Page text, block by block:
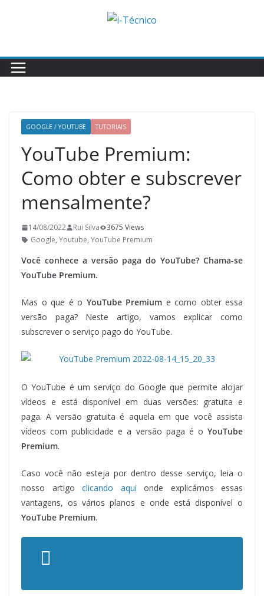
GOOGLE / YOUTUBE TUTORIAIS
YouTube Premium:
Como obter e subscrever
mensalmente?
14/08/2022 Rui Silva
3675 Views
Google, Youtube, YouTube Premium
Você conhece a versão paga do YouTube? Chama-se
YouTube Premium.
Mas o que é o YouTube Premium e como obter essa
versão paga? Neste artigo, vamos explicar como
subscrever o serviço pago do YouTube.
O YouTube é um serviço do Google que permite alojar
vídeos e está disponível em duas versões: gratuita e
paga. A versão gratuita é aquela em que você assista
vídeos com publicidade e a versão paga é o YouTube
Premium.
Caso você não esteja por dentro desse serviço, leia o
nosso artigo clicando aqui onde explicámos essas
vantagens, os vários planos e onde está disponível o
YouTube Premium.